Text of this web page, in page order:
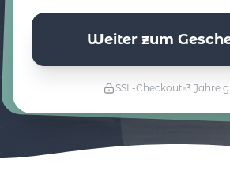
Weiter zum
SSL-Checkout 3 Jahre